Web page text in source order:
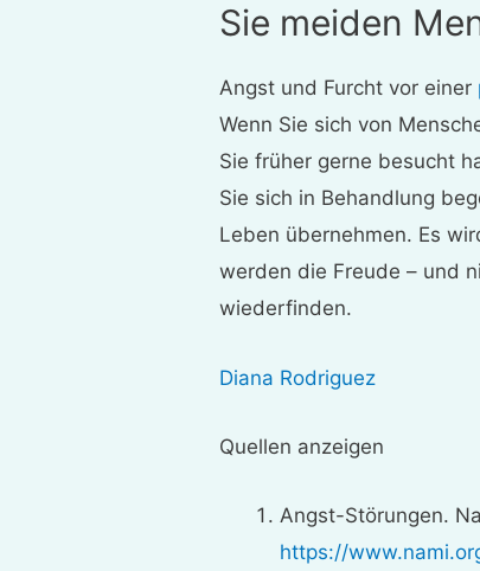
Sie meiden
Angst und Furcht vor einer
Wenn Sie sich von
Sie früher gerne besucht
Sie sich in Behandlung
Leben übernehmen. Es
werden die Freude – und
wiederfinden.
Diana Rodriguez
Quellen anzeigen
Angst-Störungen.
https://